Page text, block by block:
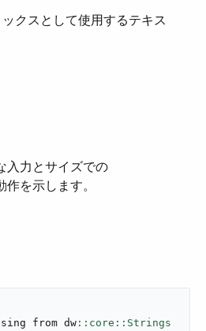
クスとして使用するテキス
入力とサイズでの
作を示します。
from dw